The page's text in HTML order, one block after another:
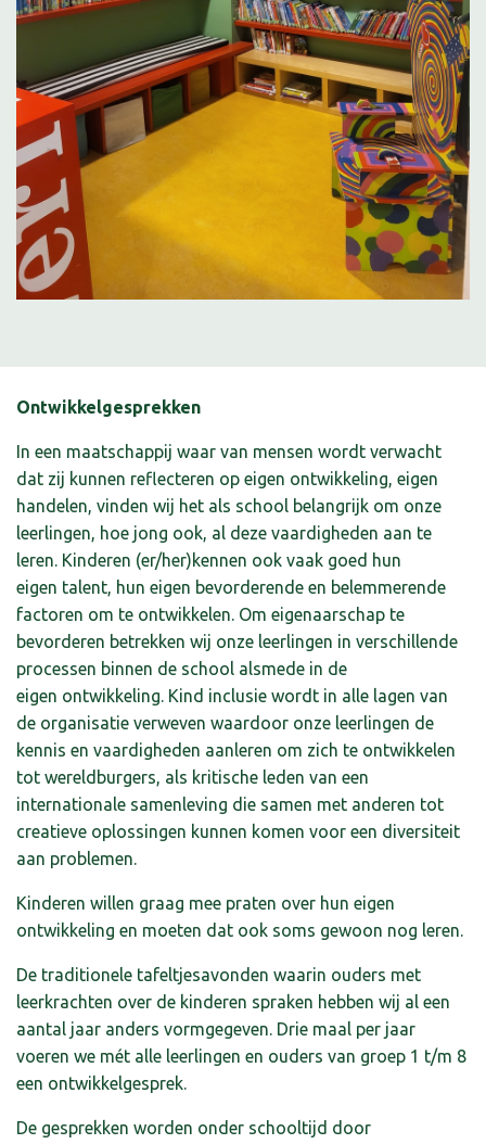
Ontwikkelgesprekken
In een maatschappij waar van mensen wordt verwacht
dat zij kunnen reflecteren op eigen ontwikkeling, eigen
handelen, vinden wij het als school belangrijk om onze
leerlingen, hoe jong ook, al deze vaardigheden aan te
leren. Kinderen (er/her)kennen ook vaak goed hun
eigen talent, hun eigen bevorderende en belemmerende
factoren om te ontwikkelen. Om eigenaarschap te
bevorderen betrekken wij onze leerlingen in verschillende
processen binnen de school alsmede in de
eigen ontwikkeling. Kind inclusie wordt in alle lagen van
de organisatie verweven waardoor onze leerlingen de
kennis en vaardigheden aanleren om zich te ontwikkelen
tot wereldburgers, als kritische leden van een
internationale samenleving die samen met anderen tot
creatieve oplossingen kunnen komen voor een diversiteit
aan problemen.
Kinderen willen graag mee praten over hun eigen
ontwikkeling en moeten dat ook soms gewoon nog leren.
De traditionele tafeltjesavonden waarin ouders met
leerkrachten over de kinderen spraken hebben wij al een
aantal jaar anders vormgegeven. Drie maal per jaar
voeren we mét alle leerlingen en ouders van groep 1 t/m 8
een ontwikkelgesprek.
De gesprekken worden onder schooltijd door